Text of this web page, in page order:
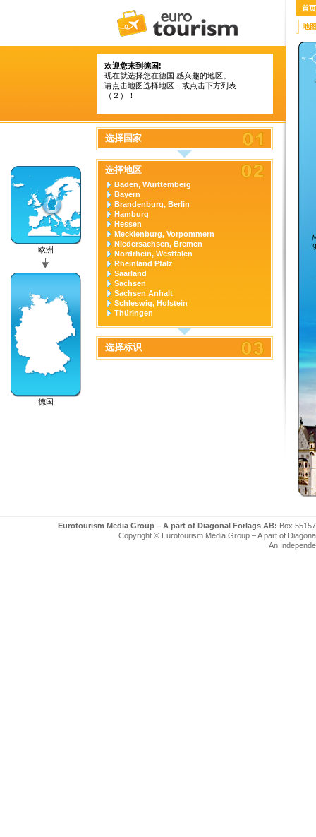
欢迎您来到德国!
现在就选择您在德国 感兴趣的地区。
请点击地图选择地区，或点击下方列表
（２）！
欧洲
德国
选择国家
选择地区
Baden, Württemberg
Bayern
Brandenburg, Berlin
Hamburg
Hessen
Mecklenburg, Vorpommern
Niedersachsen, Bremen
Nordrhein, Westfalen
Rheinland Pfalz
Saarland
Sachsen
Sachsen Anhalt
Schleswig, Holstein
Thüringen
选择标识
首页
地图
Eurotourism Media Group – A part of Diagonal Förlags AB: Box
Copyright © Eurotourism Media Group – A part of
An